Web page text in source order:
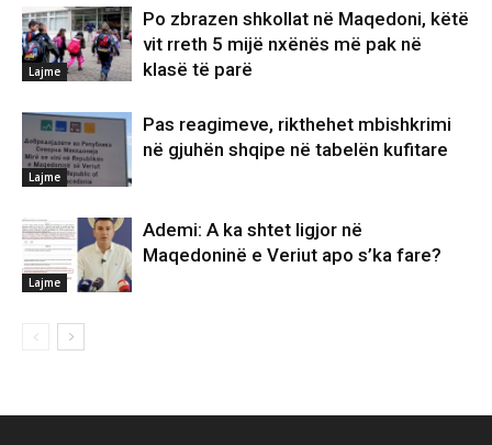
Lajme
Po zbrazen shkollat në Maqedoni, këtë
vit rreth 5 mijë nxënës më pak në
klasë të parë
Lajme
Pas reagimeve, rikthehet mbishkrimi
në gjuhën shqipe në tabelën kufitare
Lajme
Ademi: A ka shtet ligjor në
Maqedoninë e Veriut apo s’ka fare?